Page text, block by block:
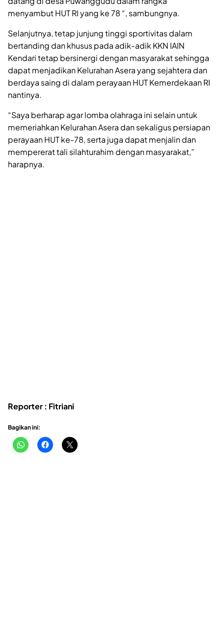
menyambut HUT RI yang ke 78 “, sambungnya.
Selanjutnya, tetap junjung tinggi sportivitas dalam
bertanding dan khusus pada adik-adik KKN IAIN
Kendari tetap bersinergi dengan masyarakat sehingga
dapat menjadikan Kelurahan Asera yang sejahtera dan
berdaya saing di dalam perayaan HUT Kemerdekaan RI
nantinya.
“Saya berharap agar lomba olahraga ini selain untuk
memeriahkan Kelurahan Asera dan sekaligus persiapan
perayaan HUT ke-78, serta juga dapat menjalin dan
mempererat tali silahturahim dengan masyarakat,”
harapnya.
Reporter : Fitriani
Bagikan ini: